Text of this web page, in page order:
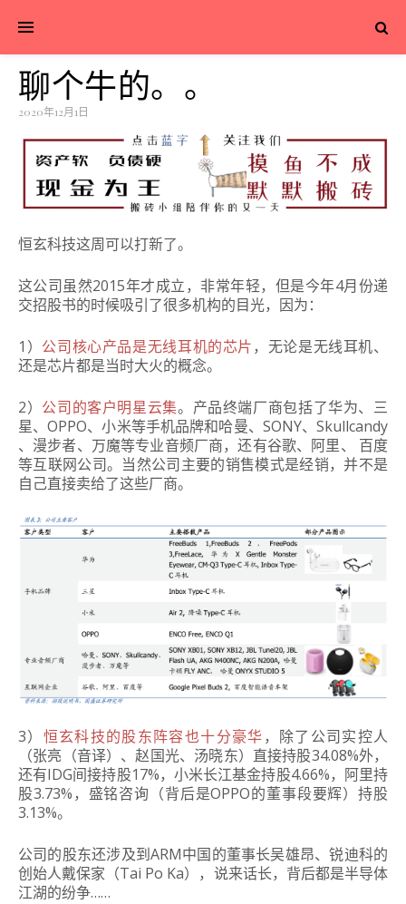
聊个牛的。。
2020年12月1日
恒玄科技这周可以打新了。
这公司虽然2015年才成立，非常年轻，但是今年4月份递
交招股书的时候吸引了很多机构的目光，因为：
1） 公司核心产品是无线耳机的芯片 ，无论是无线耳机、
还是芯片都是当时大火的概念。
2） 公司的客户明星云集。产品终端厂商包括了华为、三
星、OPPO、小米等手机品牌和哈曼、SONY、Skullcandy
、漫步者、万魔等专业音频厂商，还有谷歌、阿里、 百度
等互联网公司。当然公司主要的销售模式是经销，并不是
自己直接卖给了这些厂商。
3） 恒玄科技的股东阵容也十分豪华 ，除了公司实控人
（张亮（音译）、赵国光、汤晓东）直接持股34.08%外，
还有IDG间接持股17%，小米长江基金持股4.66%，阿里持
股3.73%，盛铭咨询（背后是OPPO的董事段要辉）持股
3.13%。
公司的股东还涉及到ARM中国的董事长吴雄昂、锐迪科的
创始人戴保家（Tai Po Ka），说来话长，背后都是半导体
江湖的纷争……